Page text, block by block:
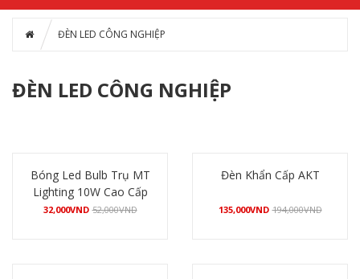
ĐÈN LED CÔNG NGHIỆP
ĐÈN LED CÔNG NGHIỆP
Bóng Led Bulb Trụ MT
Lighting 10W Cao Cấp
32,000VND 52,000VND
Đèn Khẩn Cấp AKT
135,000VND 194,000VND